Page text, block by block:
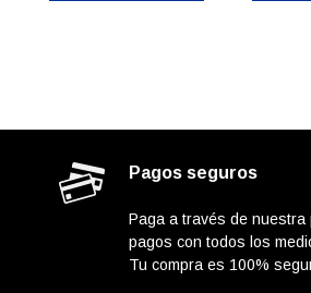
Pagos seguros
Paga a través de nuestra
pagos con todos los
Tu compra es 100%